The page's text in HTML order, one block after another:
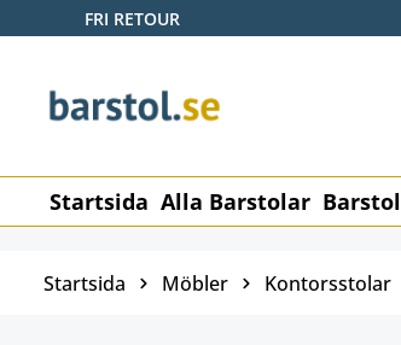
till huvudinnehåll
Hoppa till sökning
Hoppa till huvudnavigering
FRI RETOUR
Startsida Alla Barstolar
Startsida Möbler Kontorsstolar